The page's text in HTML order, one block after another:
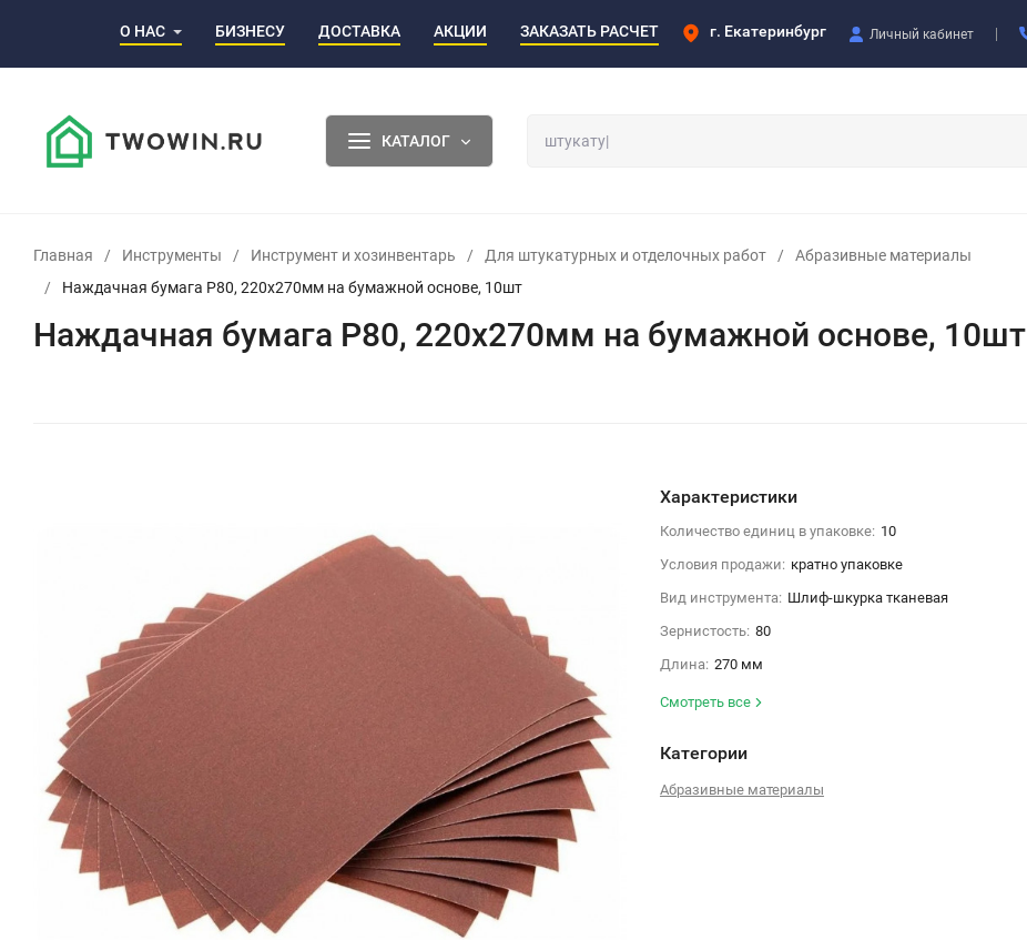
О НАС БИЗНЕСУ ДОСТАВКА АКЦИИ ЗАКАЗАТЬ РАСЧЕТ г. Екатеринбург Личный кабинет
КАТАЛОГ
Главная / Инструменты / Инструмент и хозинвентарь / Для штукатурных и отделочных работ /
Абразивные материалы
/
Наждачная бумага Р80, 220х270мм на бумажной основе, 10шт
Наждачная бумага Р80, 220х270мм на бумажной основе, 10шт
Характеристики
Количество единиц в упаковке: 10
Условия продажи: кратно упаковке
Вид инструмента: Шлиф-шкурка тканевая
Зернистость: 80
Длина: 270 мм
Смотреть все
Категории
Абразивные материалы